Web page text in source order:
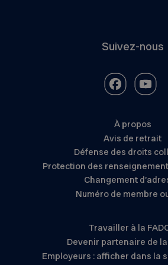
Suivez-nous
À propos
Avis de retrait
Défense des droits
Protection des
Changement
Numéro de membre
Travailler à la
Devenir partenaire de la
Employeurs : afficher dans la